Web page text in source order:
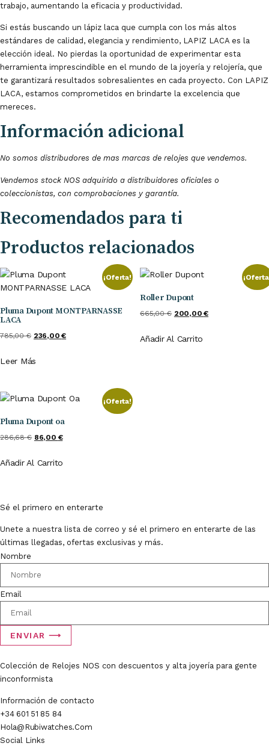
trabajo, aumentando la eficacia y productividad.
Si estás buscando un lápiz laca que cumpla con los más altos
estándares de calidad, elegancia y rendimiento, LAPIZ LACA es la
elección ideal. No pierdas la oportunidad de experimentar esta
herramienta imprescindible en el mundo de la joyería y relojería, que
te garantizará resultados sobresalientes en cada proyecto. Con LAPIZ
LACA, estamos comprometidos en brindarte la excelencia que
mereces.
Información adicional
No somos distribudores de mas marcas de relojes que vendemos.
Vendemos stock NOS adquirido a distribuidores oficiales o
coleccionistas, con comprobaciones y garantía.
Recomendados para ti
Productos relacionados
¡Oferta!
Pluma Dupont MONTPARNASSE
LACA
785,00€ El
Original
236,00€El
Leer Más
Roller Dupont
665,00€ El
Original
200,00€El
Añadir Al Carrito
¡Oferta!
Pluma Dupont oa
286,68€ El
Original
86,00 €El
Actual
Añadir Al Carrito
Sé el primero en enterarte
Unete a nuestra lista de correo y sé el primero en enterarte de las
últimas llegadas, ofertas exclusivas y más.
Nombre
Email
ENVIAR ⟶
Colección de Relojes NOS con descuentos y alta joyería para gente
inconformista
Información de contacto
+34 601 51 85 84
Hola@rubiwatches.com
Social Links